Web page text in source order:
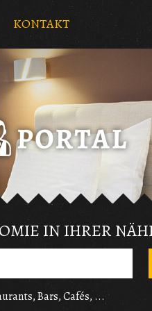
KONTAKT
IN IHRER
Bars, Cafés, ...